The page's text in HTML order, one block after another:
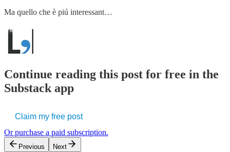
Ma quello che è piú interessant…
Continue reading this post for free in the
Substack app
Claim my free post
Or purchase a paid subscription.
Previous Next